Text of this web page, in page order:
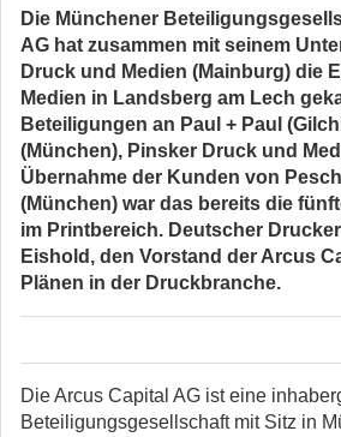
Die Münchener
AG hat zusammen mit seinem
Druck und Medien (Mainburg) die
Medien in Landsberg am Lech
Beteiligungen an Paul + Paul
(München), Pinsker Druck und
Übernahme der Kunden von
(München) war das bereits die
im Printbereich. Deutscher
Eishold, den Vorstand der Arcus
Plänen in der Druckbranche.
Die Arcus Capital AG ist eine
Beteiligungsgesellschaft mit Sitz in